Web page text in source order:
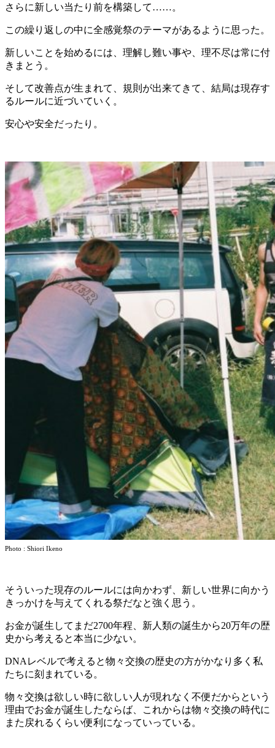
さらに新しい当たり前を構築して……。
この繰り返しの中に全感覚祭のテーマがあるように思った。
新しいことを始めるには、理解し難い事や、理不尽は常に付
きまとう。
そして改善点が生まれて、規則が出来てきて、結局は現存す
るルールに近づいていく。
安心や安全だったり。
Photo : Shiori Ikeno
そういった現存のルールには向かわず、新しい世界に向かう
きっかけを与えてくれる祭だなと強く思う。
お金が誕生してまだ2700年程、新人類の誕生から20万年の歴
史から考えると本当に少ない。
DNAレベルで考えると物々交換の歴史の方がかなり多く私
たちに刻まれている。
物々交換は欲しい時に欲しい人が現れなく不便だからという
理由でお金が誕生したならば、これからは物々交換の時代に
また戻れるくらい便利になっていっている。